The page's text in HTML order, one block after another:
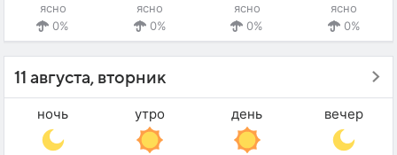
ясно
0%
ясно
0%
ясно
0%
ясно
0%
11 августа, вторник
ночь утро день вечер